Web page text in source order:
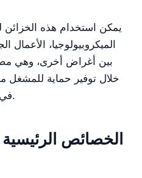
يمكن استخدام هذه الخزائن
الميكروبيولوجيا، الأعمال
بين أغراض أخرى، وهي
خلال توفير حماية للمشغل
في مجموعة متنوعة من البيئات.
الخصائص الرئيسية